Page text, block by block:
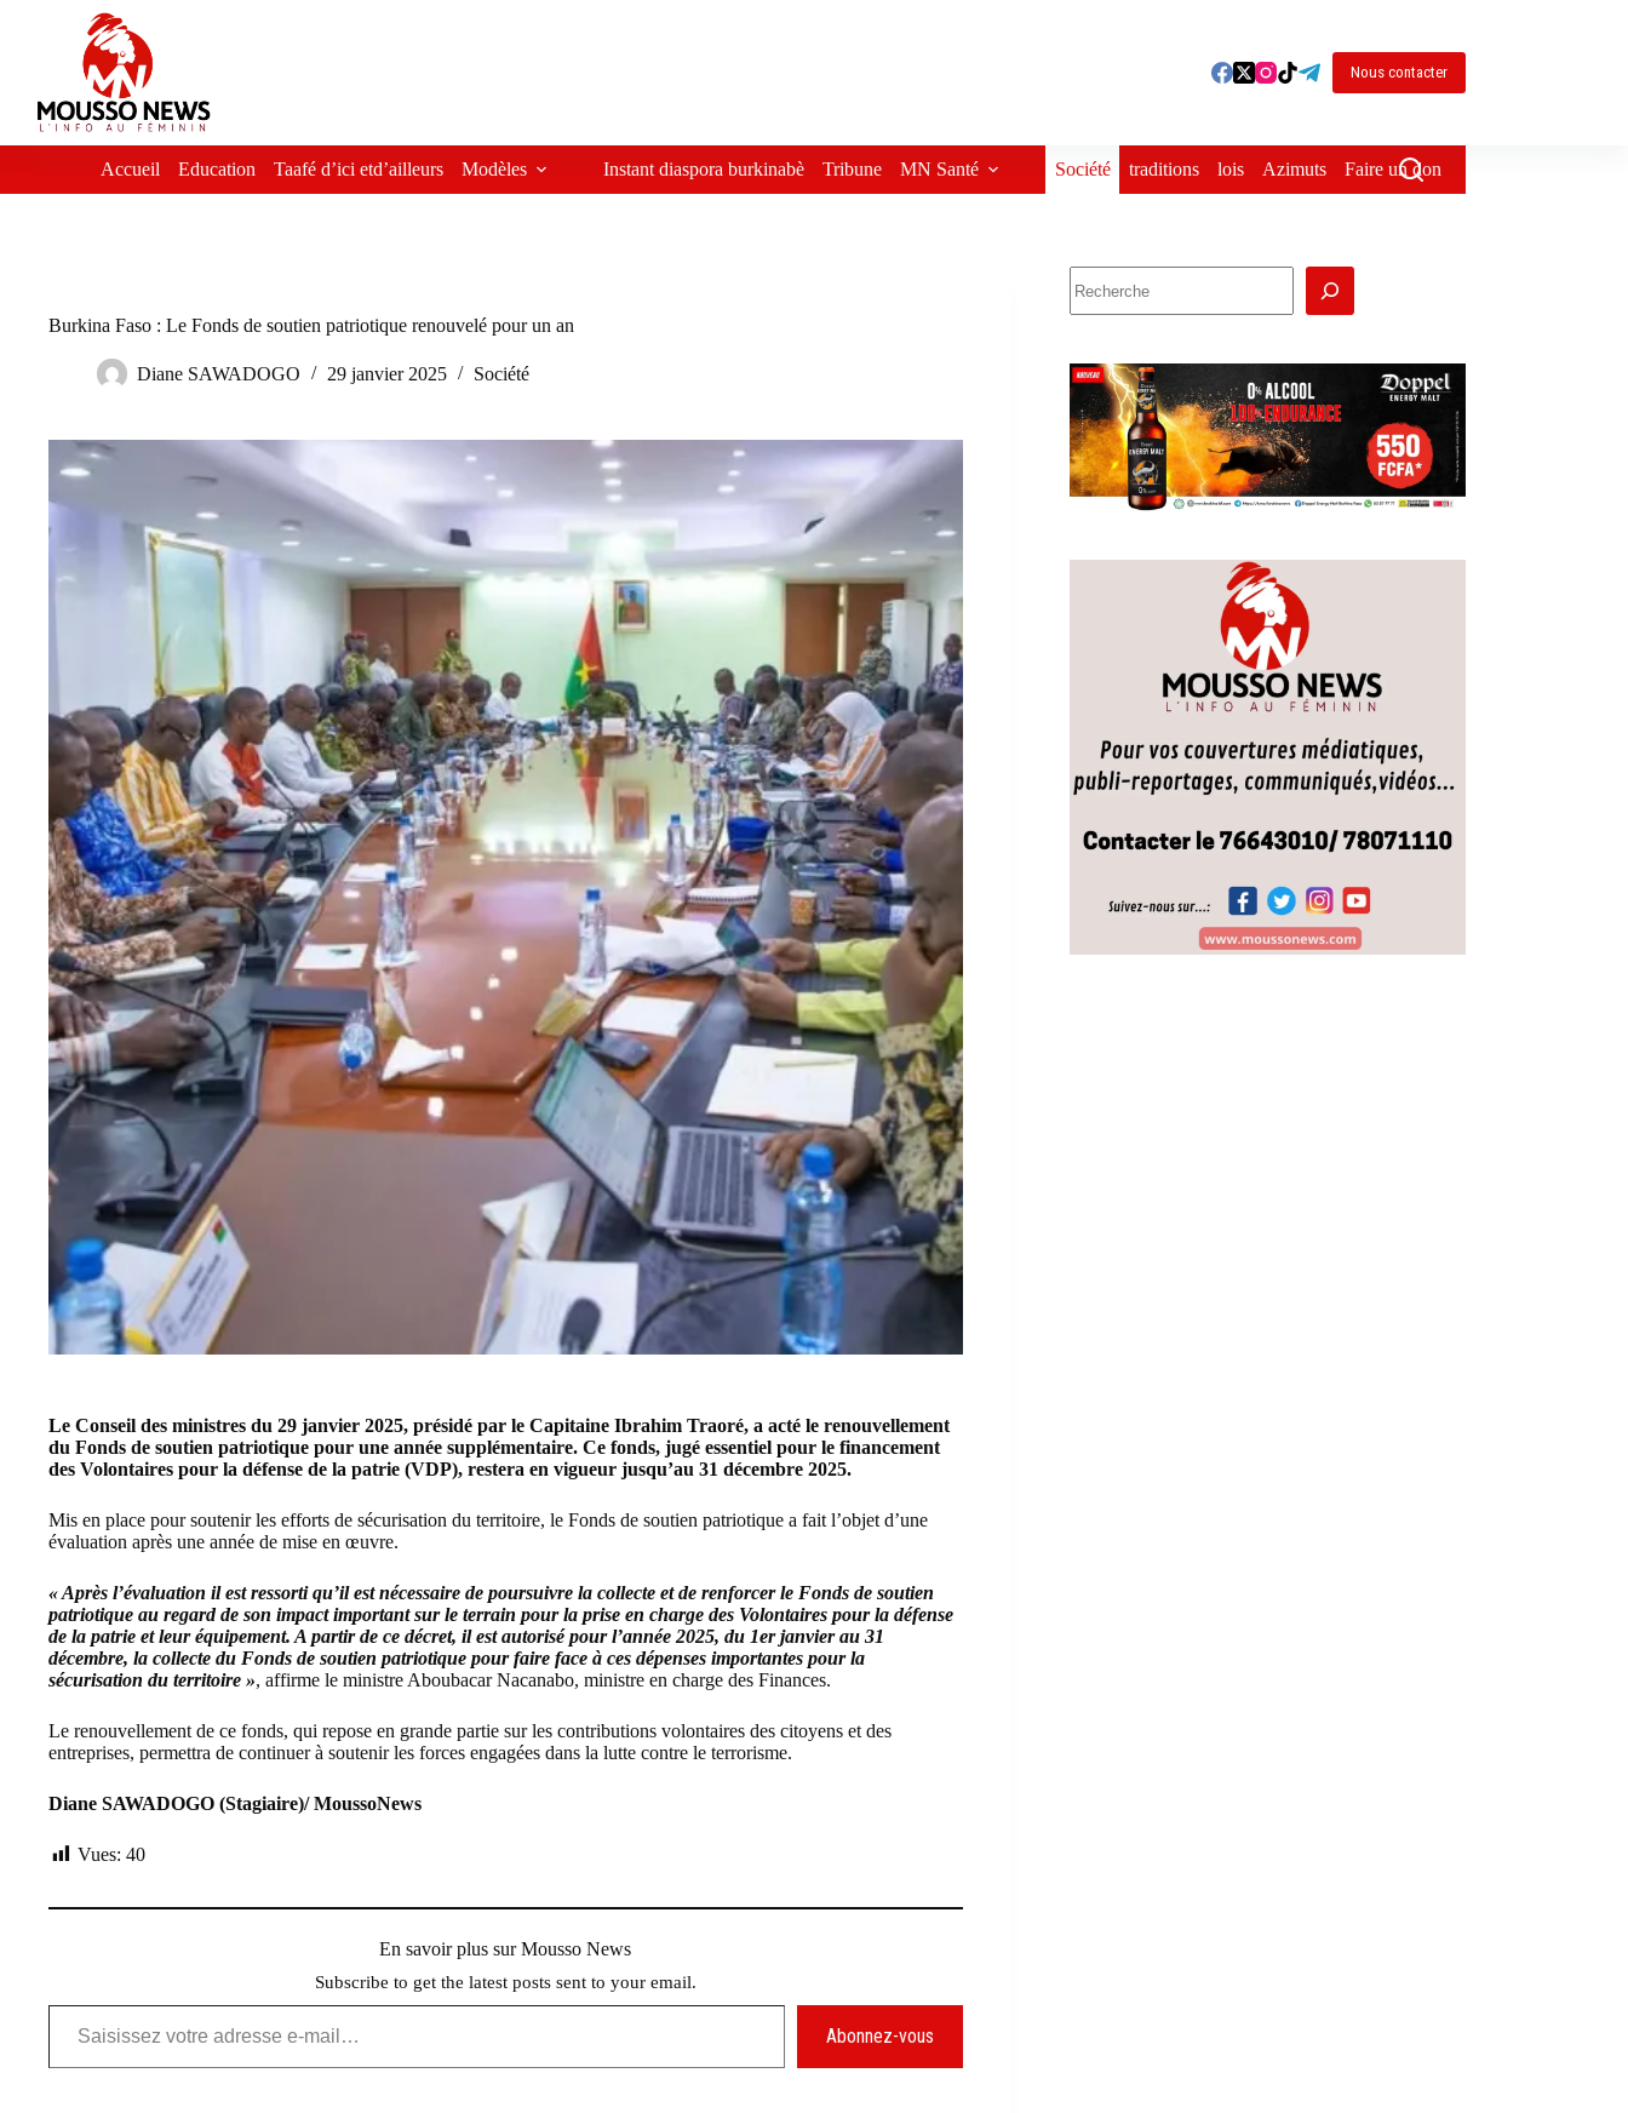
Nous contacter
Accueil Education Taafé d’ici etd’ailleurs Modèles Instant diaspora burkinabè Tribune MN Santé Société traditions lois Azimuts Faire un don
Burkina Faso : Le Fonds de soutien patriotique renouvelé pour un an
Diane SAWADOGO 29 janvier 2025 Société
Le Conseil des ministres du 29 janvier 2025, présidé par le Capitaine Ibrahim Traoré, a acté le renouvellement
du Fonds de soutien patriotique pour une année supplémentaire. Ce fonds, jugé essentiel pour le financement
des Volontaires pour la défense de la patrie (VDP), restera en vigueur jusqu’au 31 décembre 2025.
Mis en place pour soutenir les efforts de sécurisation du territoire, le Fonds de soutien patriotique a fait l’objet d’une
évaluation après une année de mise en œuvre.
« Après l’évaluation il est ressorti qu’il est nécessaire de poursuivre la collecte et de renforcer le Fonds de soutien
patriotique au regard de son impact important sur le terrain pour la prise en charge des Volontaires pour la défense
de la patrie et leur équipement. A partir de ce décret, il est autorisé pour l’année 2025, du 1er janvier au 31
décembre, la collecte du Fonds de soutien patriotique pour faire face à ces dépenses importantes pour la
sécurisation du territoire », affirme le ministre Aboubacar Nacanabo, ministre en charge des Finances.
Le renouvellement de ce fonds, qui repose en grande partie sur les contributions volontaires des citoyens et des
entreprises, permettra de continuer à soutenir les forces engagées dans la lutte contre le terrorisme.
Diane SAWADOGO (Stagiaire)/ MoussoNews
Vues: 40
En savoir plus sur Mousso News
Subscribe to get the latest posts sent to your email.
Saisissez votre adresse e-mail…
Abonnez-vous